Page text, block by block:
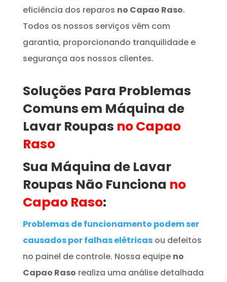
eficiência dos reparos no Capao Raso.
Todos os nossos serviços vêm com
garantia, proporcionando tranquilidade e
segurança aos nossos clientes.
Soluções Para Problemas
Comuns em Máquina de
Lavar Roupas no Capao
Raso
Sua Máquina de Lavar
Roupas Não Funciona no
Capao Raso:
Problemas de funcionamento podem ser
causados por falhas elétricasou defeitos
no painel de controle. Nossa equipe no
Capao Raso realiza uma análise detalhada